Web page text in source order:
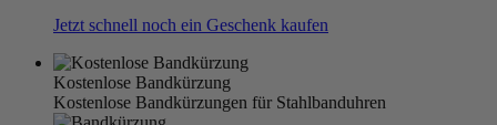
Jetzt schnell noch ein Geschenk kaufen
Kostenlose Bandkürzung
Kostenlose Bandkürzungen für Stahlbanduhren